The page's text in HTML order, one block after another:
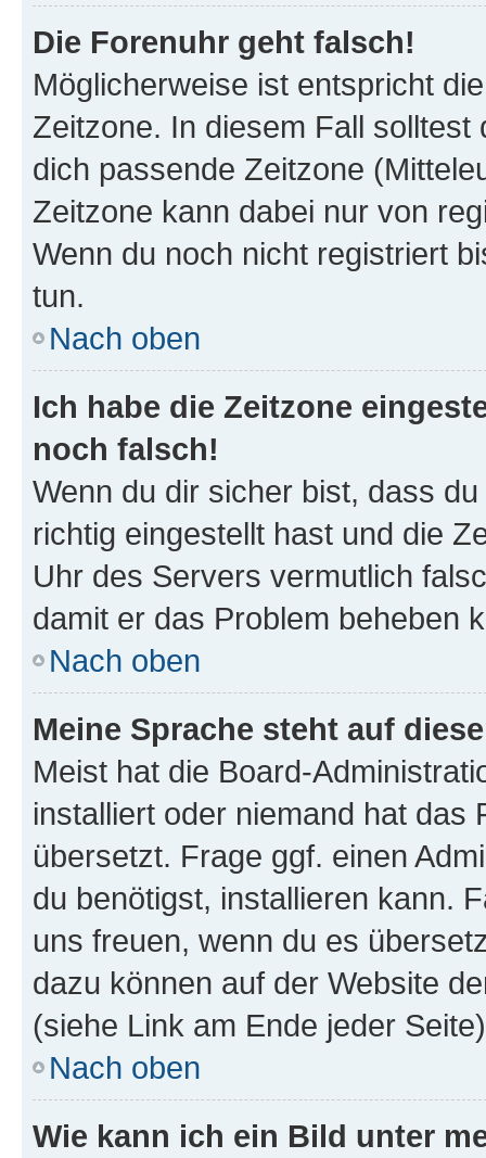
Die Forenuhr geht falsch!
Möglicherweise ist entspricht
Zeitzone. In diesem Fall solltest
dich passende Zeitzone
Zeitzone kann dabei nur von
Wenn du noch nicht registriert
tun.
Nach oben
Ich habe die Zeitzone
noch falsch!
Wenn du dir sicher bist, dass
richtig eingestellt hast und die
Uhr des Servers vermutlich
damit er das Problem beheben
Nach oben
Meine Sprache steht auf
Meist hat die Board-
installiert oder niemand hat das
übersetzt. Frage ggf. einen
du benötigst, installieren kann.
uns freuen, wenn du es
dazu können auf der Website
(siehe Link am Ende jeder
Nach oben
Wie kann ich ein Bild unter